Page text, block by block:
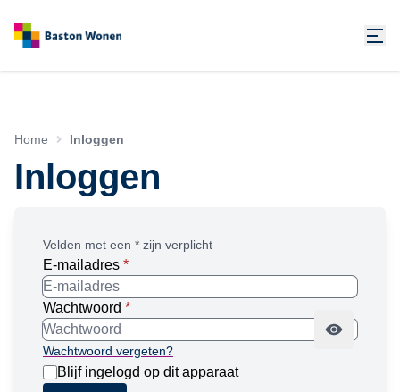
Home Inloggen
Inloggen
Velden met een * zijn verplicht
E-mailadres *
Wachtwoord *
Wachtwoord vergeten?
Blijf ingelogd op dit apparaat